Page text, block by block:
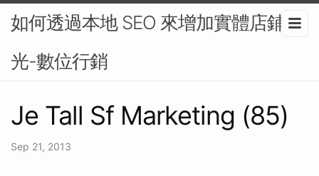
如何透過本地 SEO 來增加實體店鋪曝
光-數位行銷
Je Tall Sf Marketing (85)
Sep 21, 2013